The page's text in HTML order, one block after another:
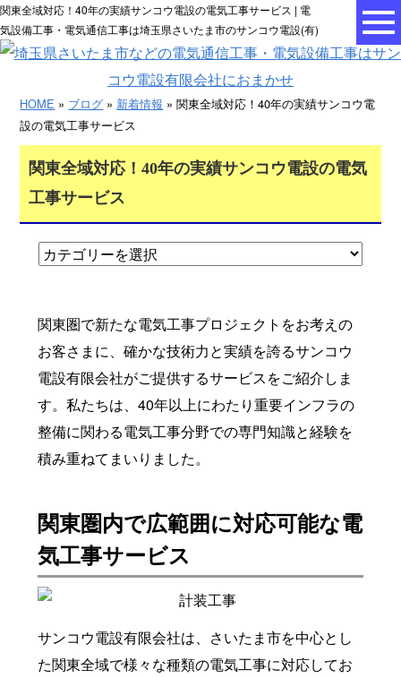
関東全域対応！40年の実績サンコウ電設の電気工事サービス | 電
気設備工事・電気通信工事は埼玉県さいたま市のサンコウ電設(有)
HOME » ブログ » 新着情報 » 関東全域対応！40年の実績サンコウ電
設の電気工事サービス
関東全域対応！40年の実績サンコウ電設の電気
工事サービス
関東圏で新たな電気工事プロジェクトをお考えの
お客さまに、確かな技術力と実績を誇るサンコウ
電設有限会社がご提供するサービスをご紹介しま
す。私たちは、40年以上にわたり重要インフラの
整備に関わる電気工事分野での専門知識と経験を
積み重ねてまいりました。
関東圏内で広範囲に対応可能な電
気工事サービス
サンコウ電設有限会社は、さいたま市を中心とし
た関東全域で様々な種類の電気工事に対応してお